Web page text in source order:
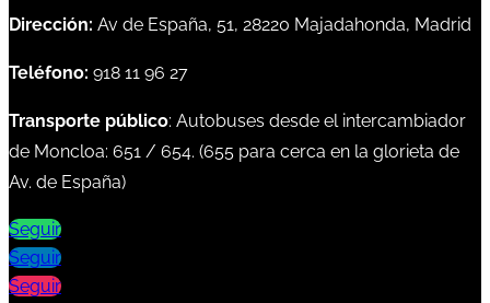
Dirección: Av de España, 51, 28220 Majadahonda, Madrid
Teléfono: 918 11 96 27
Transporte público: Autobuses desde el intercambiador
de Moncloa: 651 / 654. (655 para cerca en la glorieta de
Av. de España)
Seguir
Seguir
Seguir